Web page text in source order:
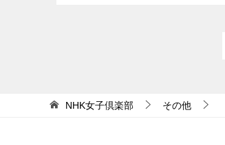
NHK女子倶楽部 その他